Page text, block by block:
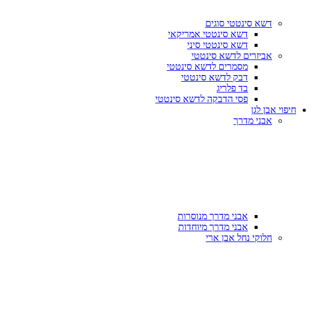
דשא סינטטי סוגים
דשא סינטטי אמריקאי
דשא סינטטי סיני
אביזרים לדשא סינטטי
מסמרים לדשא סינטטי
דבק לדשא סינטטי
בד פלריג
פסי הדבקה לדשא סינטטי
חיפוי אבן לגן
אבני מדרך
אבני מדרך מנוסרות
אבני מדרך מיוחדות
חלוקי נחל אבן ארי